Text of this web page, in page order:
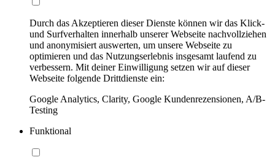
Durch das Akzeptieren dieser Dienste können wir das Klick-
und Surfverhalten innerhalb unserer Webseite nachvollziehen
und anonymisiert auswerten, um unsere Webseite zu
optimieren und das Nutzungserlebnis insgesamt laufend zu
verbessern. Mit deiner Einwilligung setzen wir auf dieser
Webseite folgende Drittdienste ein:
Google Analytics, Clarity, Google Kundenrezensionen, A/B-
Testing
Funktional